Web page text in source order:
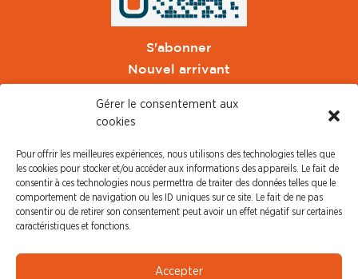
Gérer le consentement aux
cookies
Pour offrir les meilleures expériences, nous utilisons des technologies telles que
les cookies pour stocker et/ou accéder aux informations des appareils. Le fait de
consentir à ces technologies nous permettra de traiter des données telles que le
comportement de navigation ou les ID uniques sur ce site. Le fait de ne pas
consentir ou de retirer son consentement peut avoir un effet négatif sur certaines
caractéristiques et fonctions.
Accepter
S'abonner
Nouvel arrivant
CFDT Cadres
CFDT Retraités
L'UFFA
PRESSE